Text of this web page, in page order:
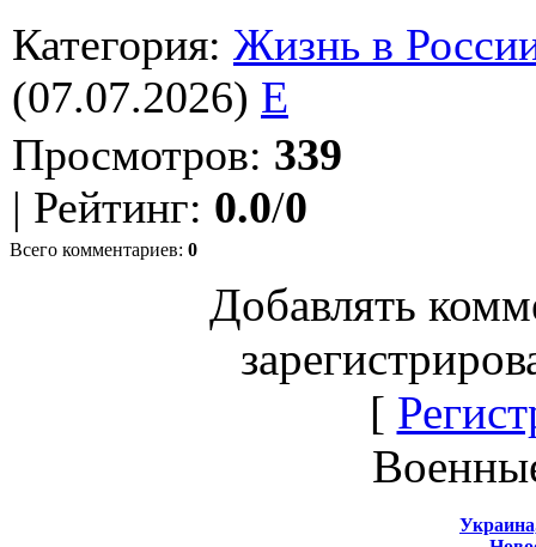
Категория: Жизнь в
(07.07.2026) E
Просмотров: 339
| Рейтинг: 0.0/0
Всего комментариев: 0
Добавлять
[